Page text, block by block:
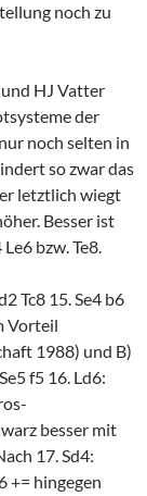
noch zu
und HJ Vatter
der
noch selten in
so zwar das
letztlich wiegt
Besser ist
bzw. Te8.
Tc8 15. Se4 b6
Vorteil
1988) und B)
f5 16. Ld6:
besser mit
17. Sd4:
+= hingegen